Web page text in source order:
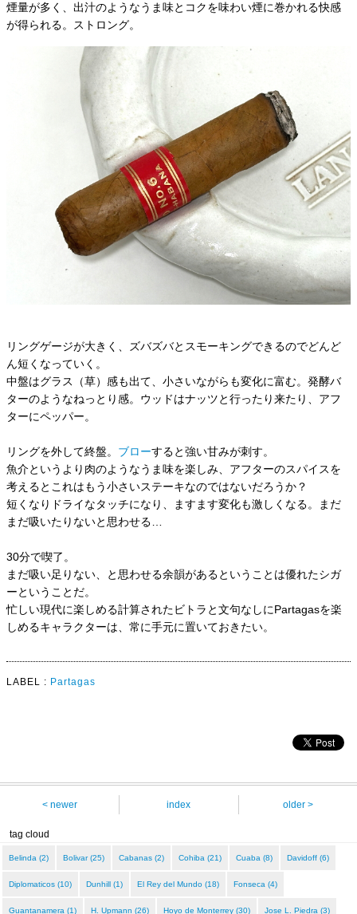
煙量が多く、出汁のようなうま味とコクを味わい煙に巻かれる快感
が得られる。ストロング。
リングゲージが大きく、ズバズバとスモーキングできるのでどんど
ん短くなっていく。
中盤はグラス（草）感も出て、小さいながらも変化に富む。発酵バ
ターのようなねっとり感。ウッドはナッツと行ったり来たり、アフ
ターにペッパー。
リングを外して終盤。 ブローすると強い甘みが刺す。
魚介というより肉のようなうま味を楽しみ、アフターのスパイスを
考えるとこれはもう小さいステーキなのではないだろうか？
短くなりドライなタッチになり、ますます変化も激しくなる。まだ
まだ吸いたりないと思わせる…
30分で喫了。
まだ吸い足りない、と思わせる余韻があるということは優れたシガ
ーということだ。
忙しい現代に楽しめる計算されたビトラと文句なしにPartagasを楽
しめるキャラクターは、常に手元に置いておきたい。
LABEL : Partagas
< newer index older >
tag cloud
Belinda (2) Bolivar (25) Cabanas (2) Cohiba (21) Cuaba (8) Davidoff (6)
Diplomaticos (10) Dunhill (1) El Rey del Mundo (18) Fonseca (4)
Guantanamera (1) H. Upmann (26) Hoyo de Monterrey (30) Jose L. Piedra (3)